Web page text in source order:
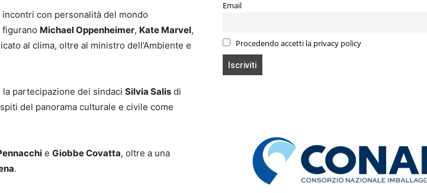
con personalità del mondo
Michael Oppenheimer, Kate Marvel,
al clima, oltre al ministro dell’Ambiente e
partecipazione dei sindaci Silvia Salis di
del panorama culturale e civile come
e Giobbe Covatta, oltre a una
.
Email
Procedendo accetti la privacy policy